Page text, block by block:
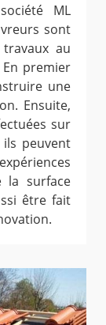
ML
sont
au
premier
une
Ensuite,
sur
peuvent
la surface
être fait